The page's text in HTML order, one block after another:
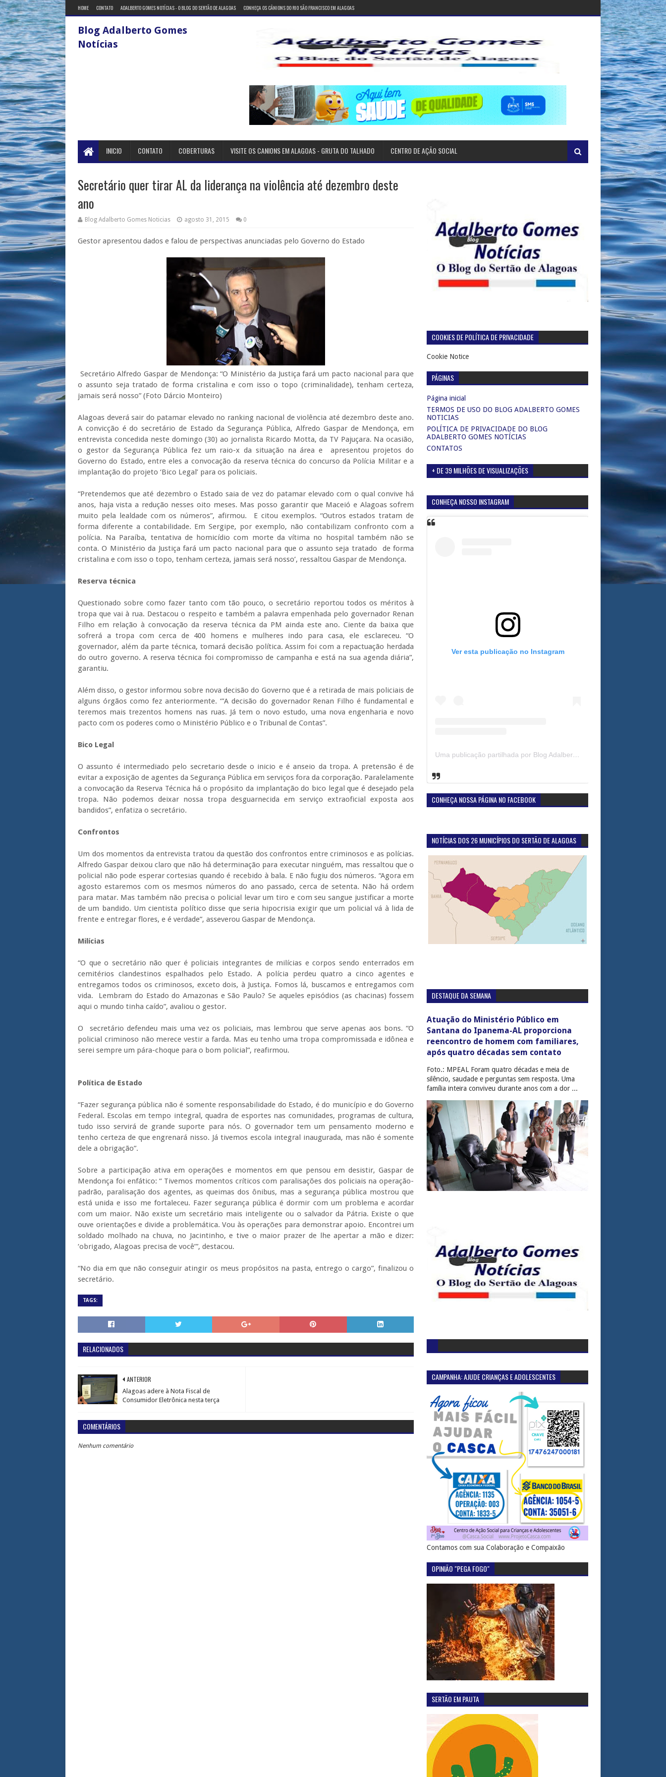
HOME CONTATO ADALBERTO GOMES NOTÍCIAS - O BLOG DO SERTÃO DE ALAGOAS CONHEÇA OS CÂNIONS DO RIO SÃO FRANCISCO EM ALAGOAS
Blog Adalberto Gomes
Notícias
INICIO CONTATO COBERTURAS VISITE OS CANIONS EM ALAGOAS - GRUTA DO TALHADO CENTRO DE AÇÃO SOCIAL
Secretário quer tirar AL da liderança na violência até dezembro deste
ano
Blog Adalberto Gomes Noticias agosto 31, 2015 0
Gestor apresentou dados e falou de perspectivas anunciadas pelo Governo do Estado
Secretário Alfredo Gaspar de Mendonça: “O Ministério da Justiça fará um pacto nacional para que
o assunto seja tratado de forma cristalina e com isso o topo (criminalidade), tenham certeza,
jamais será nosso” (Foto Dárcio Monteiro)
Alagoas deverá sair do patamar elevado no ranking nacional de violência até dezembro deste ano.
A convicção é do secretário de Estado da Segurança Pública, Alfredo Gaspar de Mendonça, em
entrevista concedida neste domingo (30) ao jornalista Ricardo Motta, da TV Pajuçara. Na ocasião,
o gestor da Segurança Pública fez um raio-x da situação na área e apresentou projetos do
Governo do Estado, entre eles a convocação da reserva técnica do concurso da Polícia Militar e a
implantação do projeto ‘Bico Legal’ para os policiais.
“Pretendemos que até dezembro o Estado saia de vez do patamar elevado com o qual convive há
anos, haja vista a redução nesses oito meses. Mas posso garantir que Maceió e Alagoas sofrem
muito pela lealdade com os números”, afirmou. E citou exemplos. “Outros estados tratam de
forma diferente a contabilidade. Em Sergipe, por exemplo, não contabilizam confronto com a
polícia. Na Paraíba, tentativa de homicídio com morte da vítima no hospital também não se
conta. O Ministério da Justiça fará um pacto nacional para que o assunto seja tratado de forma
cristalina e com isso o topo, tenham certeza, jamais será nosso’, ressaltou Gaspar de Mendonça.
Reserva técnica
Questionado sobre como fazer tanto com tão pouco, o secretário reportou todos os méritos à
tropa que vai à rua. Destacou o respeito e também a palavra empenhada pelo governador Renan
Filho em relação à convocação da reserva técnica da PM ainda este ano. Ciente da baixa que
sofrerá a tropa com cerca de 400 homens e mulheres indo para casa, ele esclareceu. “O
governador, além da parte técnica, tomará decisão política. Assim foi com a repactuação herdada
do outro governo. A reserva técnica foi compromisso de campanha e está na sua agenda diária”,
garantiu.
Além disso, o gestor informou sobre nova decisão do Governo que é a retirada de mais policiais de
alguns órgãos como fez anteriormente. ‘”A decisão do governador Renan Filho é fundamental e
teremos mais trezentos homens nas ruas. Já tem o novo estudo, uma nova engenharia e novo
pacto com os poderes como o Ministério Público e o Tribunal de Contas”.
Bico Legal
O assunto é intermediado pelo secretario desde o inicio e é anseio da tropa. A pretensão é de
evitar a exposição de agentes da Segurança Pública em serviços fora da corporação. Paralelamente
a convocação da Reserva Técnica há o propósito da implantação do bico legal que é desejado pela
tropa. Não podemos deixar nossa tropa desguarnecida em serviço extraoficial exposta aos
bandidos”, enfatiza o secretário.
Confrontos
Um dos momentos da entrevista tratou da questão dos confrontos entre criminosos e as polícias.
Alfredo Gaspar deixou claro que não há determinação para executar ninguém, mas ressaltou que o
policial não pode esperar cortesias quando é recebido à bala. E não fugiu dos números. “Agora em
agosto estaremos com os mesmos números do ano passado, cerca de setenta. Não há ordem
para matar. Mas também não precisa o policial levar um tiro e com seu sangue justificar a morte
de um bandido. Um cientista político disse que seria hipocrisia exigir que um policial vá à lida de
frente e entregar flores, e é verdade”, asseverou Gaspar de Mendonça.
Milícias
“O que o secretário não quer é policiais integrantes de milícias e corpos sendo enterrados em
cemitérios clandestinos espalhados pelo Estado. A polícia perdeu quatro a cinco agentes e
entregamos todos os criminosos, exceto dois, à Justiça. Fomos lá, buscamos e entregamos com
vida. Lembram do Estado do Amazonas e São Paulo? Se aqueles episódios (as chacinas) fossem
aqui o mundo tinha caído”, avaliou o gestor.
O secretário defendeu mais uma vez os policiais, mas lembrou que serve apenas aos bons. “O
policial criminoso não merece vestir a farda. Mas eu tenho uma tropa compromissada e idônea e
serei sempre um pára-choque para o bom policial”, reafirmou.
Política de Estado
“Fazer segurança pública não é somente responsabilidade do Estado, é do município e do Governo
Federal. Escolas em tempo integral, quadra de esportes nas comunidades, programas de cultura,
tudo isso servirá de grande suporte para nós. O governador tem um pensamento moderno e
tenho certeza de que engrenará nisso. Já tivemos escola integral inaugurada, mas não é somente
dele a obrigação”.
Sobre a participação ativa em operações e momentos em que pensou em desistir, Gaspar de
Mendonça foi enfático: “ Tivemos momentos críticos com paralisações dos policiais na operação-
padrão, paralisação dos agentes, as queimas dos ônibus, mas a segurança pública mostrou que
está unida e isso me fortaleceu. Fazer segurança pública é dormir com um problema e acordar
com um maior. Não existe um secretário mais inteligente ou o salvador da Pátria. Existe o que
ouve orientações e divide a problemática. Vou às operações para demonstrar apoio. Encontrei um
soldado molhado na chuva, no Jacintinho, e tive o maior prazer de lhe apertar a mão e dizer:
‘obrigado, Alagoas precisa de você’”, destacou.
“No dia em que não conseguir atingir os meus propósitos na pasta, entrego o cargo”, finalizou o
secretário.
TAGS:
RELACIONADOS
ANTERIOR
Alagoas adere à Nota Fiscal de
Consumidor Eletrônica nesta terça
COMENTÁRIOS
Nenhum comentário
COOKIES DE POLÍTICA DE PRIVACIDADE
Cookie Notice
PÁGINAS
Página inicial
TERMOS DE USO DO BLOG ADALBERTO GOMES
NOTICIAS
POLÍTICA DE PRIVACIDADE DO BLOG
ADALBERTO GOMES NOTÍCIAS
CONTATOS
+ DE 39 MILHÕES DE VISUALIZAÇÕES
CONHEÇA NOSSO INSTAGRAM
Ver esta publicação no Instagram
Uma publicação partilhada por Blog Adalberto Gomes Noticias (@blogadalbertogomesnoticiass)
CONHEÇA NOSSA PÁGINA NO FACEBOOK
NOTÍCIAS DOS 26 MUNICÍPIOS DO SERTÃO DE ALAGOAS
DESTAQUE DA SEMANA
Atuação do Ministério Público em
Santana do Ipanema-AL proporciona
reencontro de homem com familiares,
após quatro décadas sem contato
Foto.: MPEAL Foram quatro décadas e meia de
silêncio, saudade e perguntas sem resposta. Uma
família inteira conviveu durante anos com a dor ...
CAMPANHA: AJUDE CRIANÇAS E ADOLESCENTES
Contamos com sua Colaboração e Compaixão
OPINIÃO "PEGA FOGO"
SERTÃO EM PAUTA